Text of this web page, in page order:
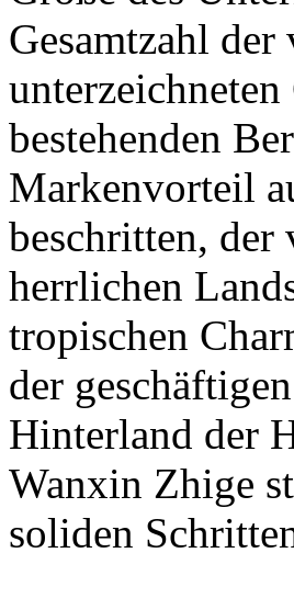
Gesamtzahl
bestehenden
Markenvorteil
beschritten,
herrlichen
tropischen
der
Hinterland der
Wanxin Zhige
soliden